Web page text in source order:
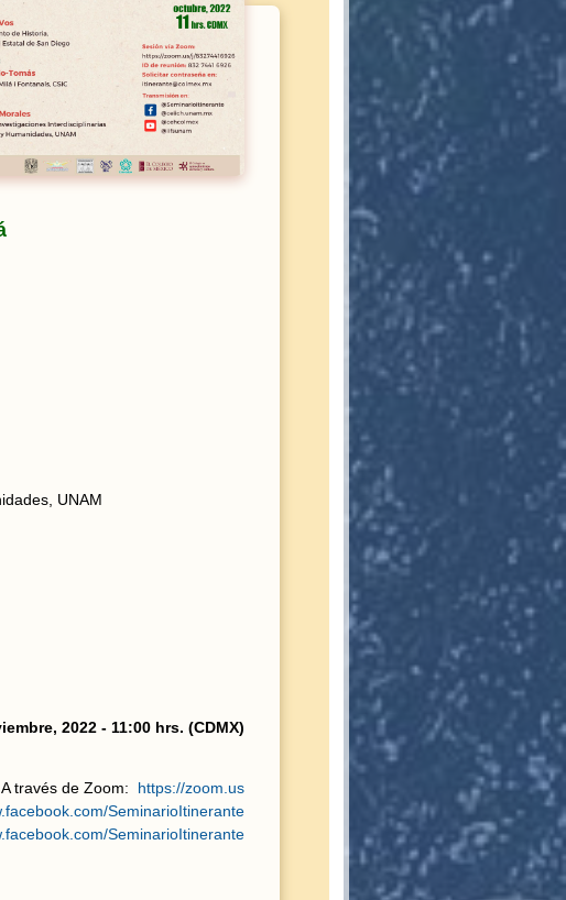
UNAM
2022 - 11:00 hrs. (CDMX)
A través de Zoom: https://zoom.us
SeminarioItinerante
SeminarioItinerante